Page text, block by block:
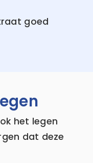
goed
het legen
dat deze